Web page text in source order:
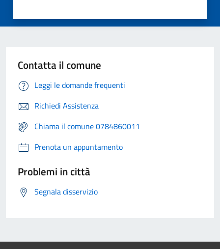
Contatta il comune
Leggi le domande frequenti
Richiedi Assistenza
Chiama il comune 0784860011
Prenota un appuntamento
Problemi in città
Segnala disservizio